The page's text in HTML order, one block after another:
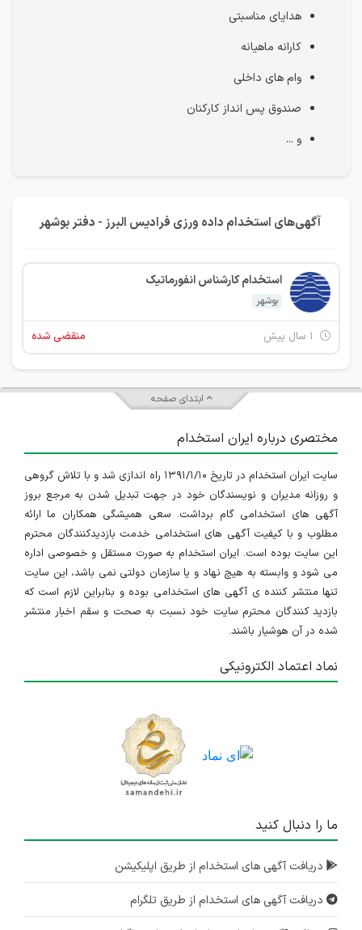
هدایای مناسبتی
کارانه ماهیانه
وام های داخلی
صندوق پس انداز کارکنان
و ...
آگهی‌های استخدام داده ورزی فرادیس البرز - دفتر بوشهر
استخدام کارشناس انفورماتیک
بوشهر
منقضی شده
ابتدای صفحه
مختصری درباره ایران استخدام
سایت ایران استخدام در تاریخ ۱۳۹۱/۱/۱۰ راه اندازی شد و با تلاش گروهی
و روزانه مدیران و نویسندگان خود در جهت تبدیل شدن به مرجع بروز
آگهی های استخدامی گام برداشت. سعی همیشگی همکاران ما ارائه
مطلوب و با کیفیت آگهی های استخدامی خدمت بازدیدکنندگان محترم
این سایت بوده است. ایران استخدام به صورت مستقل و خصوصی اداره
می شود و وابسته به هیچ نهاد و یا سازمان دولتی نمی باشد، این سایت
تنها منتشر کننده ی آگهی های استخدامی بوده و بنابراین لازم است که
بازدید کنندگان محترم سایت خود نسبت به صحت و سقم اخبار منتشر
شده در آن هوشیار باشند.
نماد اعتماد الکترونیکی
ما را دنبال کنید
دریافت آگهی های استخدام از طریق اپلیکیشن
دریافت آگهی های استخدام از طریق تلگرام